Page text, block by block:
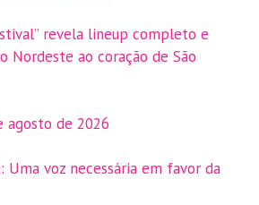
revela lineup completo e
Nordeste ao coração de São
agosto de 2026
Uma voz necessária em favor da